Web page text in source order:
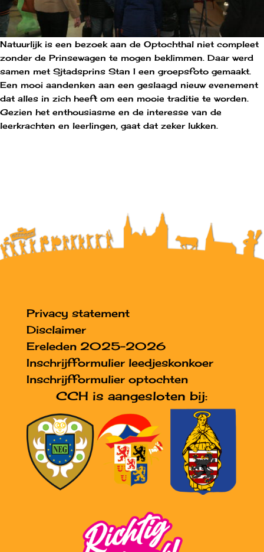
Natuurlijk is een bezoek aan de Optochthal niet compleet
zonder de Prinsewagen te mogen beklimmen. Daar werd
samen met Sjtadsprins Stan I een groepsfoto gemaakt.
Een mooi aandenken aan een geslaagd nieuw evenement
dat alles in zich heeft om een mooie traditie te worden.
Gezien het enthousiasme en de interesse van de
leerkrachten en leerlingen, gaat dat zeker lukken.
Privacy statement
Disclaimer
Ereleden 2025-2026
Inschrijfformulier leedjeskonkoer
Inschrijfformulier optochten
CCH is aangesloten bij: